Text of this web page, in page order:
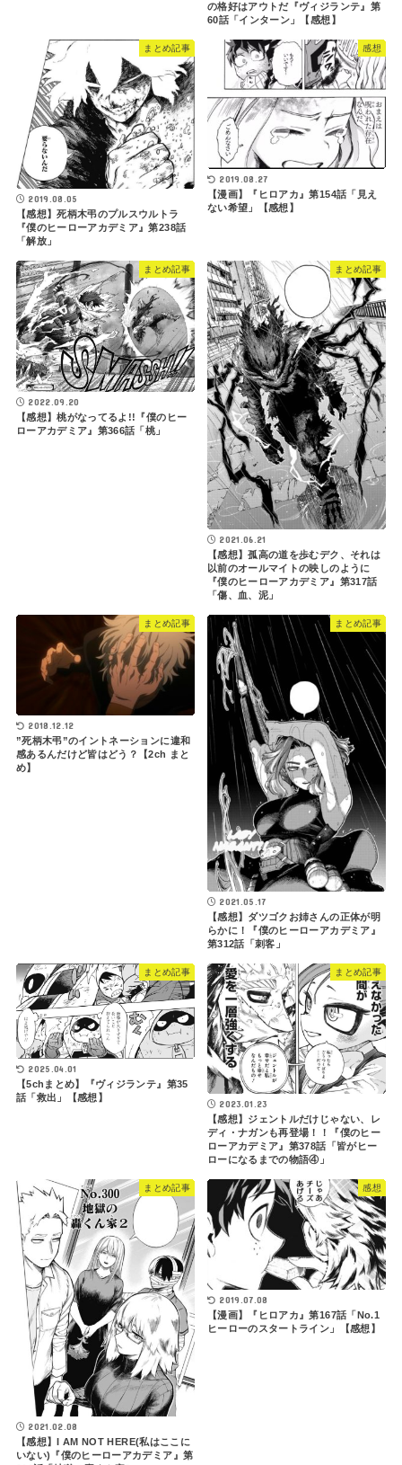
の格好はアウトだ『ヴィジランテ』第
60話「インターン」【感想】
まとめ記事
2019.08.05
【感想】死柄木弔のプルスウルトラ
『僕のヒーローアカデミア』第238話
「解放」
感想
2019.08.27
【漫画】『ヒロアカ』第154話「見え
ない希望」【感想】
まとめ記事
2022.09.20
【感想】桃がなってるよ!!『僕のヒー
ローアカデミア』第366話「桃」
まとめ記事
2021.06.21
【感想】孤高の道を歩むデク、それは
以前のオールマイトの映しのように
『僕のヒーローアカデミア』第317話
「傷、血、泥」
まとめ記事
2018.12.12
”死柄木弔”のイントネーションに違和
感あるんだけど皆はどう？【2ch まと
め】
まとめ記事
2021.05.17
【感想】ダツゴクお姉さんの正体が明
らかに！『僕のヒーローアカデミア』
第312話「刺客」
まとめ記事
2025.04.01
【5chまとめ】『ヴィジランテ』第35
話「救出」【感想】
まとめ記事
2023.01.23
【感想】ジェントルだけじゃない、レ
ディ・ナガンも再登場！！『僕のヒー
ローアカデミア』第378話「皆がヒー
ローになるまでの物語④」
まとめ記事
2021.02.08
【感想】I AM NOT HERE(私はここに
いない)『僕のヒーローアカデミア』第
感想
2019.07.08
【漫画】『ヒロアカ』第167話「No.1
ヒーローのスタートライン」【感想】